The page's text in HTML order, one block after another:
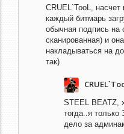
CRUEL`TooL,
каждый битмарь
обычная подпись на
сканированная) и
накладываться на
так)
STEEL BEATZ,
тогда..я только
дело за